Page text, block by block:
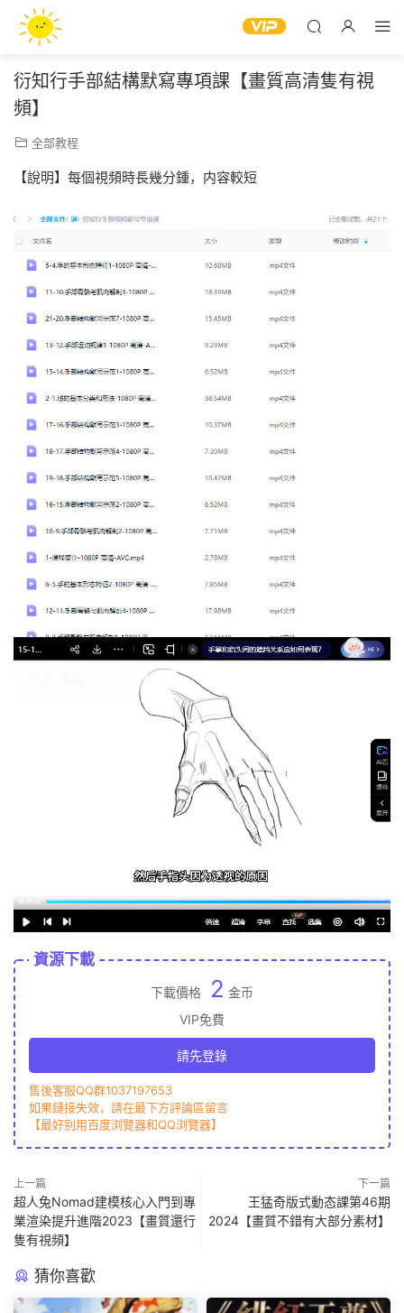
衍知行手部結構默寫專項課【畫質高清隻有視
頻】
全部教程
【說明】每個視頻時長幾分鍾，内容較短
資源下載
下載價格 2 金币
VIP免費
請先登錄
售後客服QQ群1037197653
如果鏈接失效，請在最下方評論區留言
【最好别用百度浏覽器和QQ浏覽器】
上一篇
超人兔Nomad建模核心入門到專
業渲染提升進階2023【畫質還行
隻有視頻】
下一篇
王猛奇版式動态課第46期
2024【畫質不錯有大部分素材】
猜你喜歡